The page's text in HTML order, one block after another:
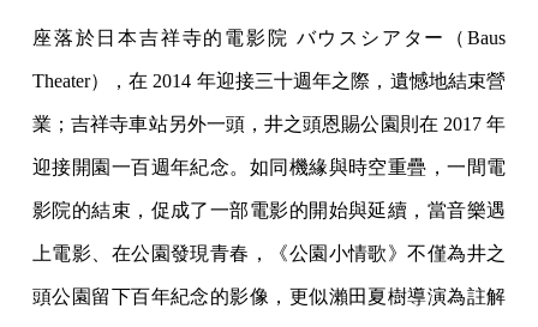
座落於日本吉祥寺的電影院 バウスシアター（Baus
Theater），在 2014 年迎接三十週年之際，遺憾地結束營
業；吉祥寺車站另外一頭，井之頭恩賜公園則在 2017 年
迎接開園一百週年紀念。如同機緣與時空重疊，一間電
影院的結束，促成了一部電影的開始與延續，當音樂遇
上電影、在公園發現青春，《公園小情歌》不僅為井之
頭公園留下百年紀念的影像，更似瀨田夏樹導演為註解